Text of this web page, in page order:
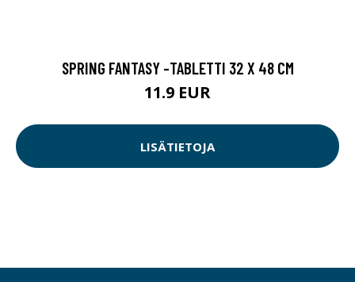
SPRING FANTASY -TABLETTI 32 X 48 CM
11.9 EUR
LISÄTIETOJA